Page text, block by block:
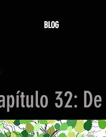
BLOG
32: